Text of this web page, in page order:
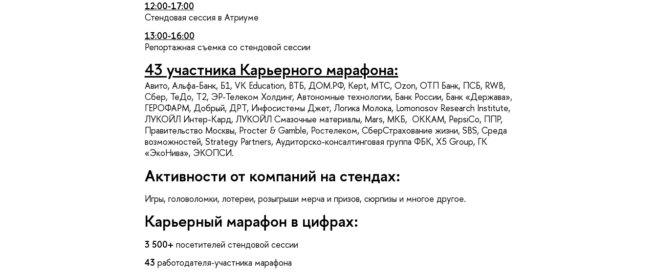
12:00-17:00
Стендовая сессия в Атриуме
13:00-16:00
Репортажная съемка со стендовой сессии
43 участника Карьерного марафона:
Авито, Альфа-Банк, Б1, VK Education, ВТБ, ДОМ.PФ, Kept, МТС, Ozon, ОТП Банк, ПСБ, RWB,
Сбер, ТеДо, T2, ЭР-Телеком Холдинг, Автономные технологии, Банк России, Банк «Держава»,
ГЕРОФАРМ, Добрый, ДРТ, Инфосистемы Джет, Логика Молока, Lomonosov Research Institute,
ЛУКОЙЛ Интер-Кард, ЛУКОЙЛ Смазочные материалы, Mars, МКБ, ОККАМ, PepsiCo, ППР,
Правительство Москвы, Procter & Gamble, Ростелеком, СберСтрахование жизни, SBS, Среда
возможностей, Strategy Partners, Аудиторско-консалтинговая группа ФБК, X5 Group, ГК
«ЭкоНива», ЭКОПСИ.
Активности от компаний на стендах:
Игры, головоломки, лотереи, розыгрыши мерча и призов, сюрпизы и многое другое.
Карьерный марафон в цифрах:
3 500+ посетителей стендовой сессии
43 работодателя-участника марафона